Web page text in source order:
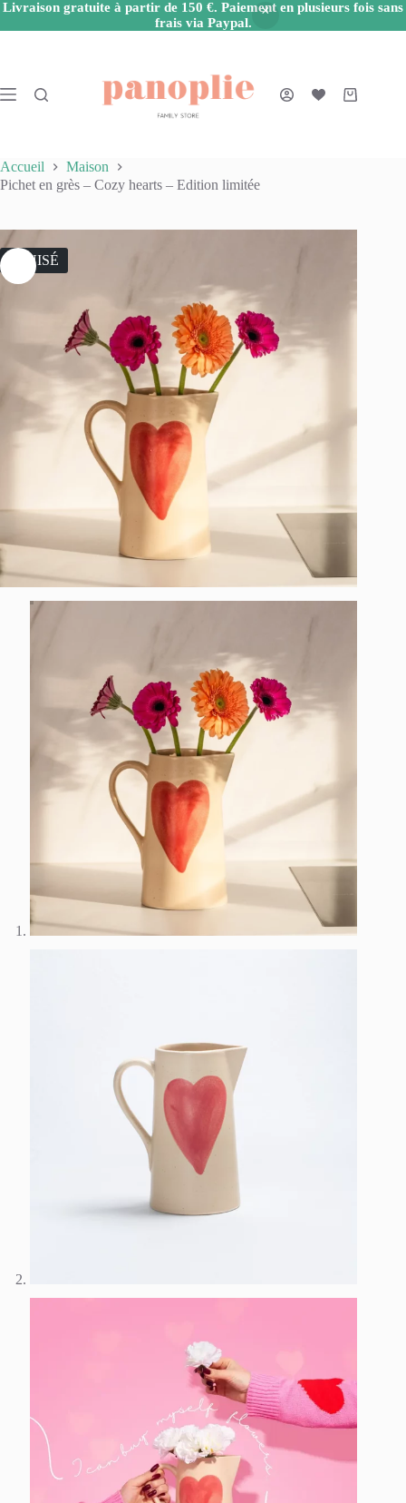
Livraison gratuite à partir de 150 €. Paiement en plusieurs fois sans
frais via Paypal.
Panier
Accueil
Maison
Pichet en grès – Cozy hearts – Edition limitée
ÉPUISÉ